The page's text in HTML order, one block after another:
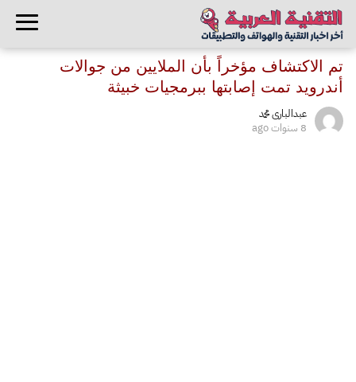
تم الاكتشاف مؤخراً بأن الملايين من جوالات
أندرويد تمت إصابتها ببرمجيات خبيثة
عبدالبارى محمد
8 سنوات ago